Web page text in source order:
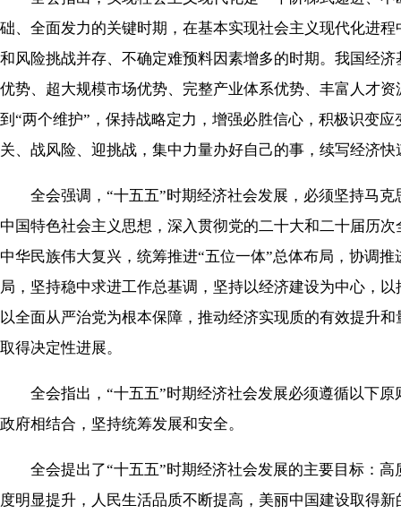
础、全面发力的关键时期，在基本实现社会主义现代化进
和风险挑战并存、不确定难预料因素增多的时期。我国经
优势、超大规模市场优势、完整产业体系优势、丰富人才
到“两个维护”，保持战略定力，增强必胜信心，积极识变
关、战风险、迎挑战，集中力量办好自己的事，续写经济
全会强调，“十五五”时期经济社会发展，必须坚持马克
中国特色社会主义思想，深入贯彻党的二十大和二十届历
中华民族伟大复兴，统筹推进“五位一体”总体布局，协调
局，坚持稳中求进工作总基调，坚持以经济建设为中心，
以全面从严治党为根本保障，推动经济实现质的有效提升
取得决定性进展。
全会指出，“十五五”时期经济社会发展必须遵循以下原
政府相结合，坚持统筹发展和安全。
全会提出了“十五五”时期经济社会发展的主要目标：高
度明显提升，人民生活品质不断提高，美丽中国建设取得